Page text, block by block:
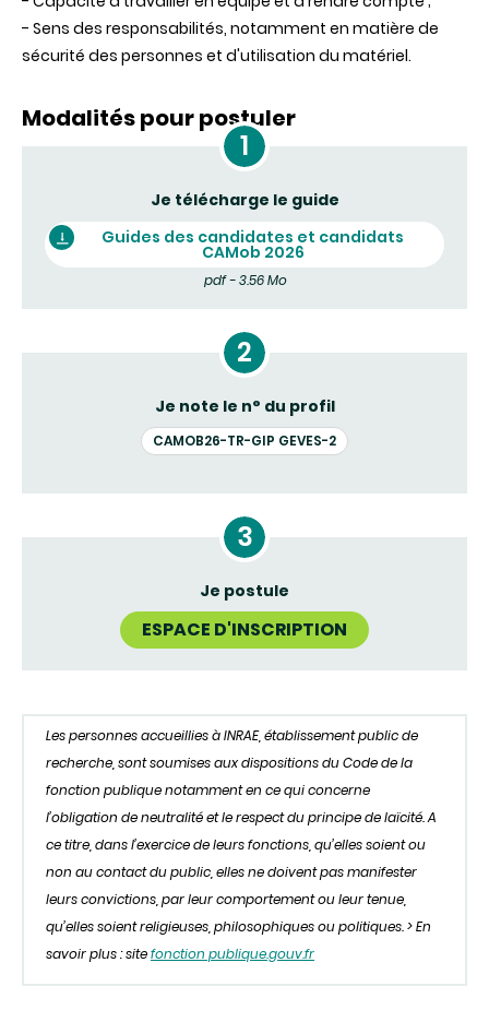
- Sens des responsabilités, notamment en matière de
sécurité des personnes et d'utilisation du matériel.
Modalités pour postuler
Je télécharge le guide
Guides des candidates et candidats
CAMob 2026
pdf - 3.56 Mo
Je note le n° du profil
CAMOB26-TR-GIP GEVES-2
Je postule
ESPACE D'INSCRIPTION
Les personnes accueillies à INRAE, établissement public de
recherche, sont soumises aux dispositions du Code de la
fonction publique notamment en ce qui concerne
l’obligation de neutralité et le respect du principe de laïcité. A
ce titre, dans l’exercice de leurs fonctions, qu’elles soient ou
non au contact du public, elles ne doivent pas manifester
leurs convictions, par leur comportement ou leur tenue,
qu’elles soient religieuses, philosophiques ou politiques. > En
savoir plus : sitefonction publique.gouv.fr